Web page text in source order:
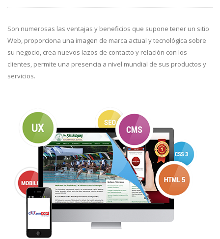
Son numerosas las ventajas y beneficios que supone tener un sitio
Web, proporciona una imagen de marca actual y tecnológica sobre
su negocio, crea nuevos lazos de contacto y relación con los
clientes, permite una presencia a nivel mundial de sus productos y
servicios.